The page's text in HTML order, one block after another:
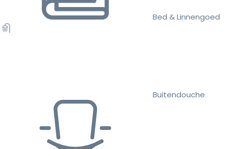
Bed & Linnengoed
Buitendouche